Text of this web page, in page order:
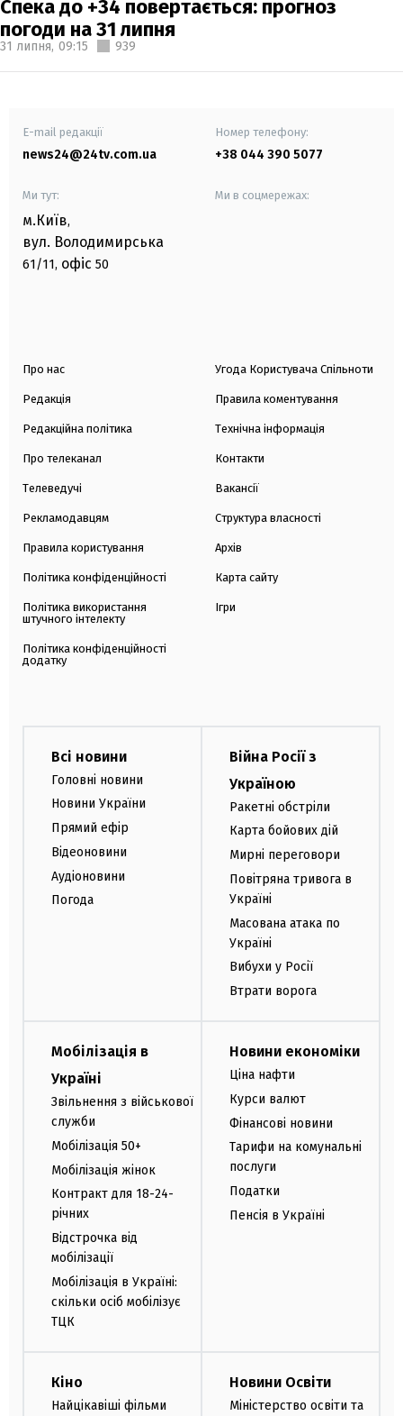
Спека до +34 повертається: прогноз
погоди на 31 липня
31 липня, 09:15 939
E-mail редакції
news24@24tv.com.ua
Номер телефону:
+38 044 390 5077
Ми тут:
м.Київ,
вул. Володимирська
61/11, офіс 50
Ми в соцмережах:
Про нас
Редакція
Редакційна політика
Про телеканал
Телеведучі
Рекламодавцям
Правила користування
Політика конфіденційності
Політика використання
штучного інтелекту
Політика конфіденційності
додатку
Угода Користувача Спільноти
Правила коментування
Технічна інформація
Контакти
Вакансії
Структура власності
Архів
Карта сайту
Ігри
Всі новини
Головні новини
Новини України
Прямий ефір
Відеоновини
Аудіоновини
Погода
Війна Росії з
Україною
Ракетні обстріли
Карта бойових дій
Мирні переговори
Повітряна тривога в
Україні
Масована атака по
Україні
Вибухи у Росії
Втрати ворога
Мобілізація в
Україні
Звільнення з військової
служби
Мобілізація 50+
Мобілізація жінок
Контракт для 18-24-
річних
Відстрочка від
мобілізації
Мобілізація в Україні:
скільки осіб мобілізує
ТЦК
Новини економіки
Ціна нафти
Курси валют
Фінансові новини
Тарифи на комунальні
послуги
Податки
Пенсія в Україні
Кіно
Найцікавіші фільми
Новини Освіти
Міністерство освіти та